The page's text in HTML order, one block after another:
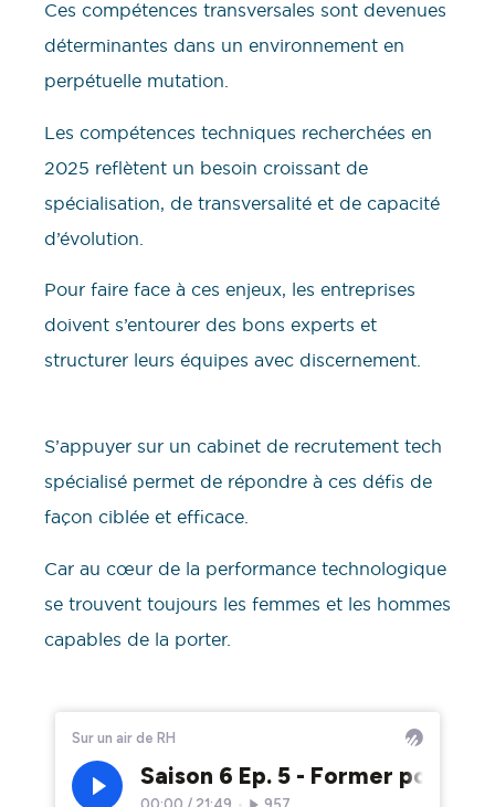
Ces compétences transversales sont devenues
déterminantes dans un environnement en
perpétuelle mutation.
Les compétences techniques recherchées en
2025 reflètent un besoin croissant de
spécialisation, de transversalité et de capacité
d’évolution.
Pour faire face à ces enjeux, les entreprises
doivent s’entourer des bons experts et
structurer leurs équipes avec discernement.
S’appuyer sur un cabinet de recrutement tech
spécialisé permet de répondre à ces défis de
façon ciblée et efficace.
Car au cœur de la performance technologique
se trouvent toujours les femmes et les hommes
capables de la porter.